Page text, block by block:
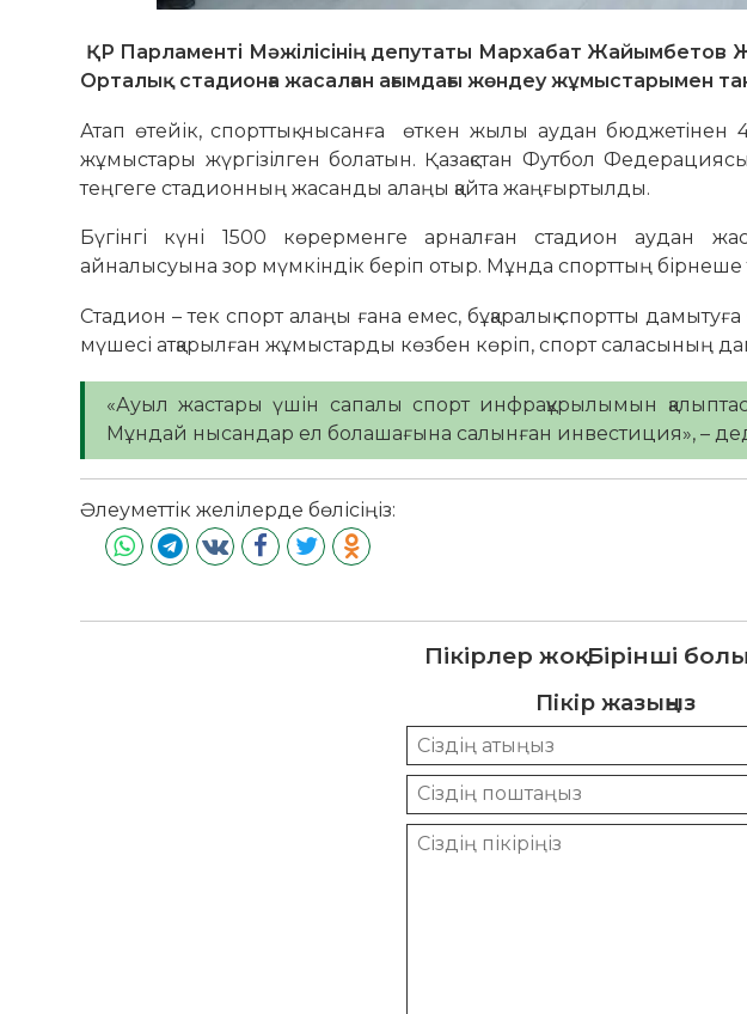
ҚР Парламенті Мәжілісінің депутаты Мархабат Жайымбетов
Орталық стадионға жасалған ағымдағы жөндеу жұмыстарымен
Атап өтейік, спорттық нысанға өткен жылы аудан бюджетінен
жұмыстары жүргізілген болатын. Қазақстан Футбол
теңгеге стадионның жасанды алаңы қайта жаңғыртылды.
Бүгінгі күні 1500 көрерменге арналған стадион аудан
айналысуына зор мүмкіндік беріп отыр. Мұнда спорттың бірнеше
Стадион – тек спорт алаңы ғана емес, бұқаралық спортты
мүшесі атқарылған жұмыстарды көзбен көріп, спорт саласының
«Ауыл жастары үшін сапалы спорт инфрақұрылымын
Мұндай нысандар ел болашағына салынған инвестиция», –
Әлеуметтік желілерде бөлісіңіз:
Пікірлер жоқ. Бірінші
Пікір жазыңыз